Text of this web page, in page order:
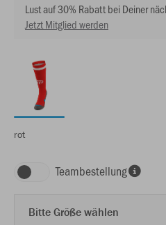
Lust auf 30% Rabatt bei Deiner
Jetzt Mitglied werden
rot
Teambestellung
Bitte Größe wählen